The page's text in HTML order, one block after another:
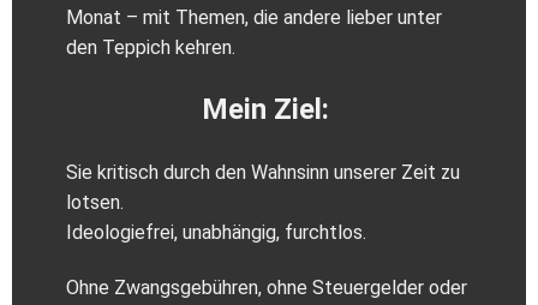
Monat – mit Themen, die andere lieber unter
den Teppich kehren.
Mein Ziel:
Sie kritisch durch den Wahnsinn unserer Zeit zu
lotsen.
Ideologiefrei, unabhängig, furchtlos.
Ohne Zwangsgebühren, ohne Steuergelder oder